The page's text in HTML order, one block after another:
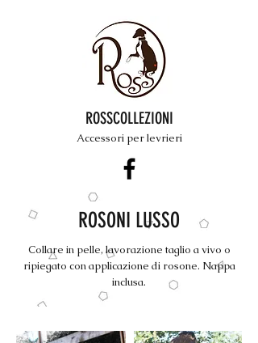
ROSSCOLLEZIONI
Accessori per levrieri
ROSONI LUSSO
Collare in pelle, lavorazione taglio a vivo o
ripiegato con applicazione di rosone. Nappa
inclusa.